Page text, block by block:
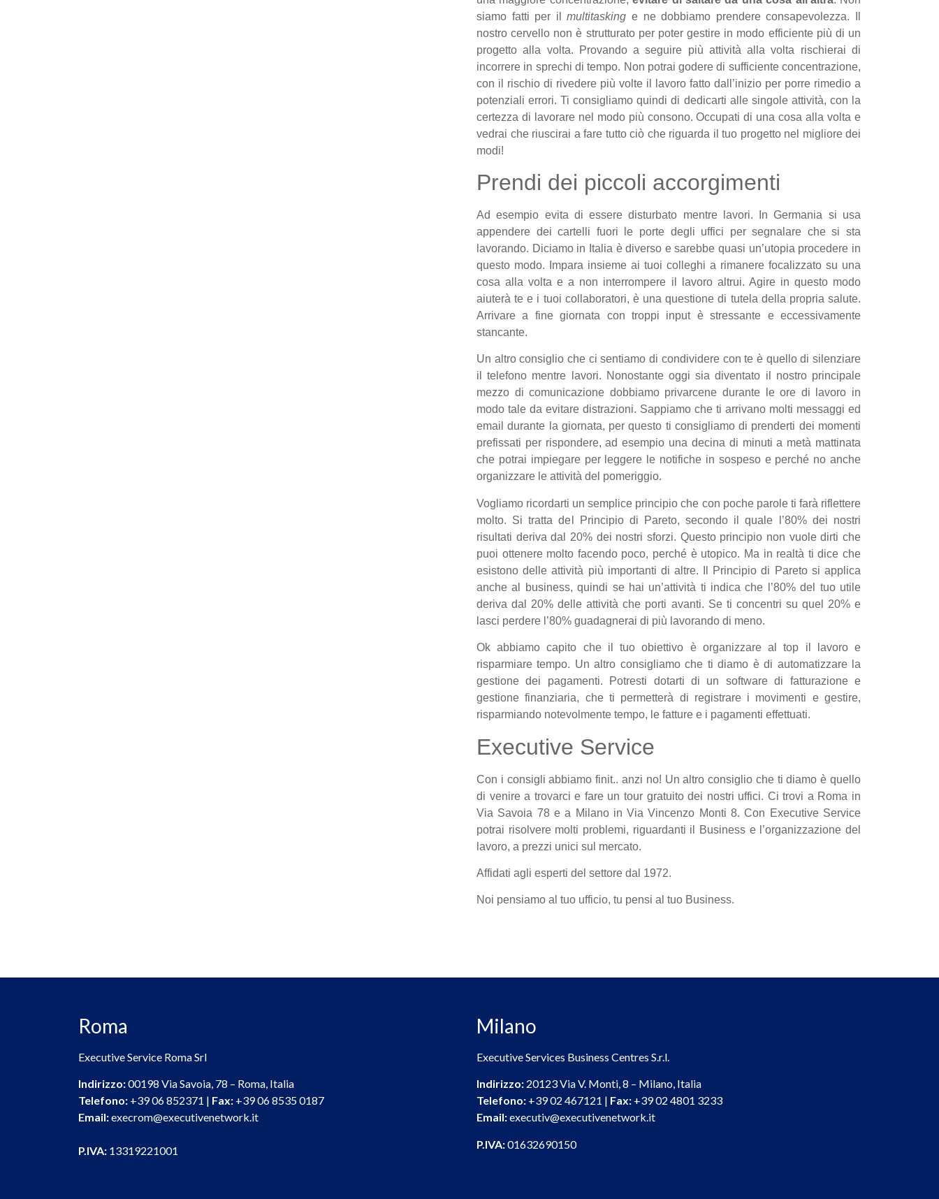
siamo fatti per ilmultitasking e ne dobbiamo prendere consapevolezza. Il
nostro cervello non è strutturato per poter gestire in modo efficiente più di un
progetto alla volta. Provando a seguire più attività alla volta rischierai di
incorrere in sprechi di tempo. Non potrai godere di sufficiente concentrazione,
con il rischio di rivedere più volte il lavoro fatto dall’inizio per porre rimedio a
potenziali errori. Ti consigliamo quindi di dedicarti alle singole attività, con la
certezza di lavorare nel modo più consono. Occupati di una cosa alla volta e
vedrai che riuscirai a fare tutto ciò che riguarda il tuo progetto nel migliore dei
modi!
Prendi dei piccoli accorgimenti
Ad esempio evita di essere disturbato mentre lavori. In Germania si usa
appendere dei cartelli fuori le porte degli uffici per segnalare che si sta
lavorando. Diciamo in Italia è diverso e sarebbe quasi un’utopia procedere in
questo modo. Impara insieme ai tuoi colleghi a rimanere focalizzato su una
cosa alla volta e a non interrompere il lavoro altrui. Agire in questo modo
aiuterà te e i tuoi collaboratori, è una questione di tutela della propria salute.
Arrivare a fine giornata con troppi input è stressante e eccessivamente
stancante.
Un altro consiglio che ci sentiamo di condividere con te è quello di silenziare
il telefono mentre lavori. Nonostante oggi sia diventato il nostro principale
mezzo di comunicazione dobbiamo privarcene durante le ore di lavoro in
modo tale da evitare distrazioni. Sappiamo che ti arrivano molti messaggi ed
email durante la giornata, per questo ti consigliamo di prenderti dei momenti
prefissati per rispondere, ad esempio una decina di minuti a metà mattinata
che potrai impiegare per leggere le notifiche in sospeso e perché no anche
organizzare le attività del pomeriggio.
Vogliamo ricordarti un semplice principio che con poche parole ti farà riflettere
molto. Si tratta del Principio di Pareto, secondo il quale l’80% dei nostri
risultati deriva dal 20% dei nostri sforzi. Questo principio non vuole dirti che
puoi ottenere molto facendo poco, perché è utopico. Ma in realtà ti dice che
esistono delle attività più importanti di altre. Il Principio di Pareto si applica
anche al business, quindi se hai un’attività ti indica che l’80% del tuo utile
deriva dal 20% delle attività che porti avanti. Se ti concentri su quel 20% e
lasci perdere l’80% guadagnerai di più lavorando di meno.
Ok abbiamo capito che il tuo obiettivo è organizzare al top il lavoro e
risparmiare tempo. Un altro consigliamo che ti diamo è di automatizzare la
gestione dei pagamenti. Potresti dotarti di un software di fatturazione e
gestione finanziaria, che ti permetterà di registrare i movimenti e gestire,
risparmiando notevolmente tempo, le fatture e i pagamenti effettuati.
Executive Service
Con i consigli abbiamo finit.. anzi no! Un altro consiglio che ti diamo è quello
di venire a trovarci e fare un tour gratuito dei nostri uffici. Ci trovi a Roma in
Via Savoia 78 e a Milano in Via Vincenzo Monti 8. Con Executive Service
potrai risolvere molti problemi, riguardanti il Business e l’organizzazione del
lavoro, a prezzi unici sul mercato.
Affidati agli esperti del settore dal 1972.
Noi pensiamo al tuo ufficio, tu pensi al tuo Business.
Roma
Executive Service Roma Srl
Indirizzo:00198 Via Savoia, 78 – Roma, Italia
Telefono: +39 06 852371 | Fax: +39 06 8535 0187
Email:execrom@executivenetwork.it
P.IVA: 13319221001
Milano
Executive Services Business Centres S.r.l.
Indirizzo: 20123 Via V. Monti, 8 – Milano, Italia
Telefono: +39 02 467121 | Fax: +39 02 4801 3233
Email:executiv@executivenetwork.it
P.IVA:01632690150